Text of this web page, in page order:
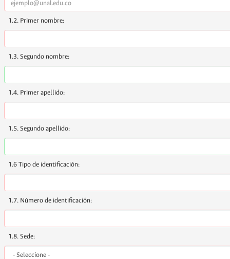
1.2. Primer nombre:
1.3. Segundo nombre:
1.4. Primer apellido:
1.5. Segundo apellido:
1.6 Tipo de identificación:
1.7. Número de identificación:
1.8. Sede: